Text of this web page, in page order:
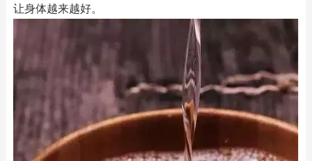
让身体越来越好。